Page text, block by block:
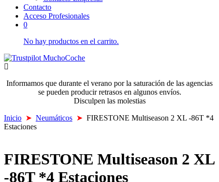
Contacto
Acceso Profesionales
0
No hay productos en el carrito.
Informamos que durante el verano por la saturación de las agencias
se pueden producir retrasos en algunos envíos.
Disculpen las molestias
Inicio ➤ Neumáticos ➤ FIRESTONE Multiseason 2 XL -86T *4
Estaciones
FIRESTONE Multiseason 2 XL
-86T *4 Estaciones